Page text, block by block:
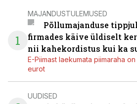
1
MAJANDUSTULEMUSED
Põllumajanduse
firmades käive üldiselt
nii kahekordistus kui ka
E-Piimast laekumata piimaraha
eurot
UUDISED